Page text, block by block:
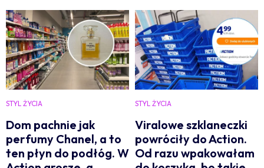
STYL ŻYCIA
Dom pachnie jak
perfumy Chanel, a to
ten płyn do podłóg. W
STYL ŻYCIA
Viralowe szklaneczki
powróciły do Action.
Od razu wpakowałam